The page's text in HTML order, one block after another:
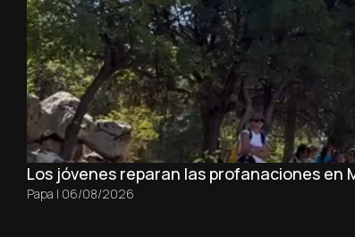
Los jóvenes reparan las profanaciones
Papa | 06/08/2026